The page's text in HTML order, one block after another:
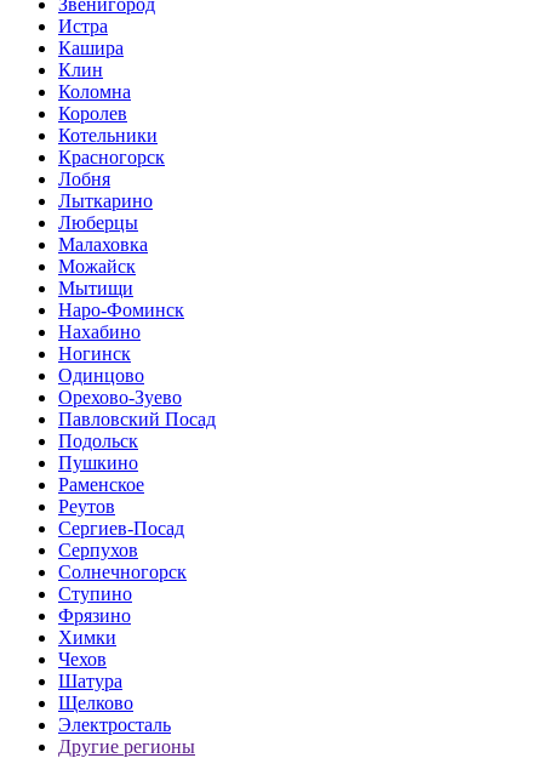
Звенигород
Истра
Кашира
Клин
Коломна
Королев
Котельники
Красногорск
Лобня
Лыткарино
Люберцы
Малаховка
Можайск
Мытищи
Наро-Фоминск
Нахабино
Ногинск
Одинцово
Орехово-Зуево
Павловский Посад
Подольск
Пушкино
Раменское
Реутов
Сергиев-Посад
Серпухов
Солнечногорск
Ступино
Фрязино
Химки
Чехов
Шатура
Щелково
Электросталь
Другие регионы